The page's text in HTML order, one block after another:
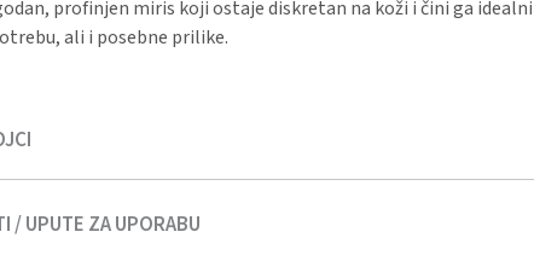
profinjen miris koji ostaje diskretan na koži i čini ga
ali i posebne prilike.
Gold – Aloe vera, Glyceryl Oleate, Panthenol, Vitamin E,
/ UPUTE ZA UPORABU